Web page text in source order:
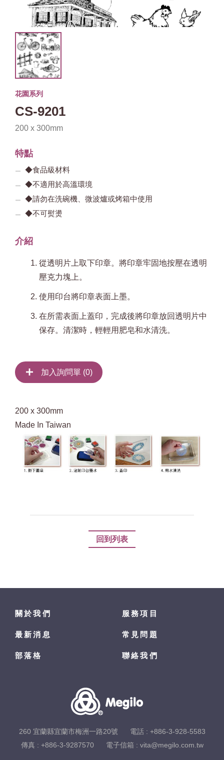
花園系列
CS-9201
200 x 300mm
特點
◆食品級材料
◆不適用於高溫環境
◆請勿在洗碗機、微波爐或烤箱中使用
◆不可熨燙
介紹
從透明片上取下印章。將印章牢固地按壓在透明
壓克力塊上。
使用印台將印章表面上墨。
在所需表面上蓋印，完成後將印章放回透明片中
保存。清潔時，輕輕用肥皂和水清洗。
加入詢問單 (0)
200 x 300mm
Made In Taiwan
回到列表
關於我們 服務項目
最新消息 常見問題
部落格 聯絡我們
260 宜蘭縣宜蘭市梅洲一路20號 電話 : +886-3-928-5583
傳真 : +886-3-9287570
電子信箱 : vita@megilo.com.tw